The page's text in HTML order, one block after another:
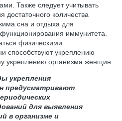
Также следует учитывать
достаточного количества
сна и отдыха для
иммунитета.
физическими
способствуют укреплению
укреплению организма женщин.
укрепления
предусматривают
для выявления
в организме и